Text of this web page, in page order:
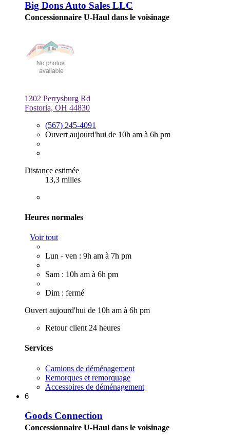
Big Dons Auto Sales LLC
Concessionnaire U-Haul dans le voisinage
1302 Perrysburg Rd
Fostoria, OH 44830
(567) 245-4091
Ouvert aujourd'hui de 10h am à 6h pm
Distance estimée
13,3 milles
Heures normales
Voir tout
Lun - ven : 9h am à 7h pm
Sam : 10h am à 6h pm
Dim : fermé
Ouvert aujourd'hui de 10h am à 6h pm
Retour client 24 heures
Services
Camions de déménagement
Remorques et remorquage
Accessoires de déménagement
6
Goods Connection
Concessionnaire U-Haul dans le voisinage